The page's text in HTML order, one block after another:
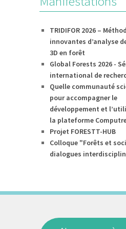
TRIDIFOR 2026 –
innovantes d’analyse
3D en forêt
Global Forests 2026 -
international de
Quelle communauté
pour accompagner le
développement et
la plateforme
Projet FORESTT-HUB
Colloque "Forêts et
dialogues